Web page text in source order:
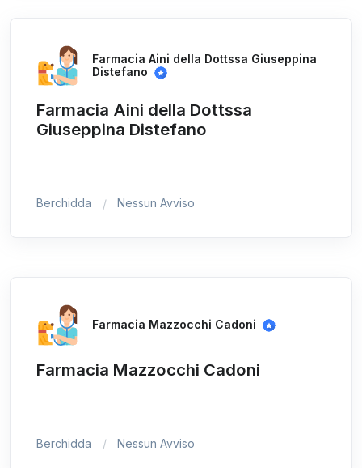
Farmacia Aini della Dottssa Giuseppina
Distefano
Farmacia Aini della Dottssa
Giuseppina Distefano
Berchidda Nessun Avviso
Farmacia Mazzocchi Cadoni
Farmacia Mazzocchi Cadoni
Berchidda Nessun Avviso